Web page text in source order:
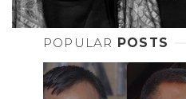
POPULAR POSTS